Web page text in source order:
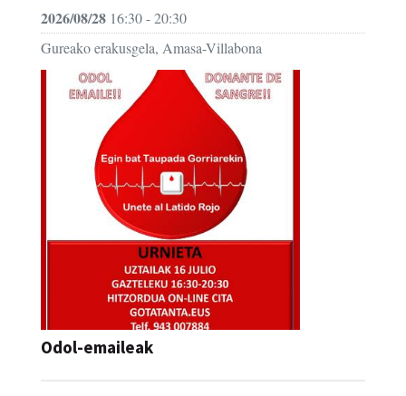
2026/08/28 16:30 - 20:30
Gureako erakusgela, Amasa-Villabona
Odol-emaileak